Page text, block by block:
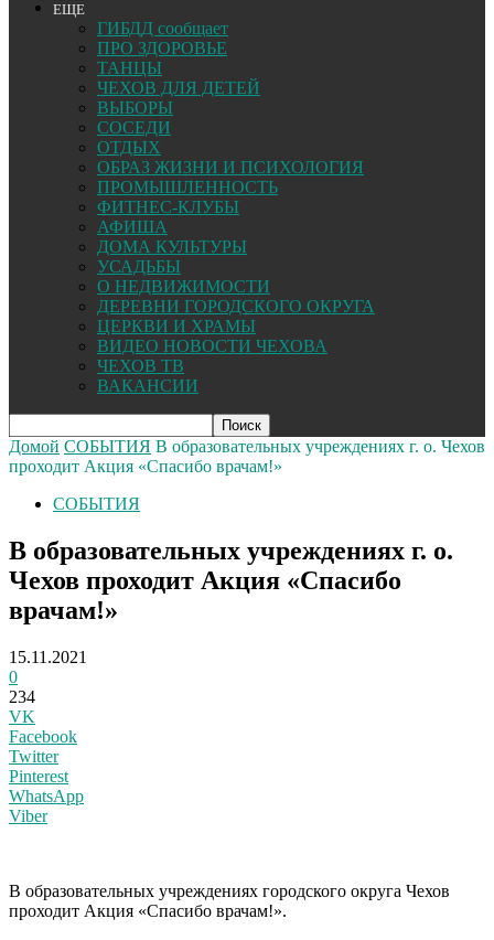
ЕЩЕ
ГИБДД сообщает
ПРО ЗДОРОВЬЕ
ТАНЦЫ
ЧЕХОВ ДЛЯ ДЕТЕЙ
ВЫБОРЫ
СОСЕДИ
ОТДЫХ
ОБРАЗ ЖИЗНИ И ПСИХОЛОГИЯ
ПРОМЫШЛЕННОСТЬ
ФИТНЕС-КЛУБЫ
АФИША
ДОМА КУЛЬТУРЫ
УСАДЬБЫ
О НЕДВИЖИМОСТИ
ДЕРЕВНИ ГОРОДСКОГО ОКРУГА
ЦЕРКВИ И ХРАМЫ
ВИДЕО НОВОСТИ ЧЕХОВА
ЧЕХОВ ТВ
ВАКАНСИИ
Домой СОБЫТИЯ В образовательных учреждениях г. о. Чехов
проходит Акция «Спасибо врачам!»
СОБЫТИЯ
В образовательных учреждениях г. о.
Чехов проходит Акция «Спасибо
врачам!»
15.11.2021
0
234
VK
Facebook
Twitter
Pinterest
WhatsApp
Viber
В образовательных учреждениях городского округа Чехов
проходит Акция «Спасибо врачам!».